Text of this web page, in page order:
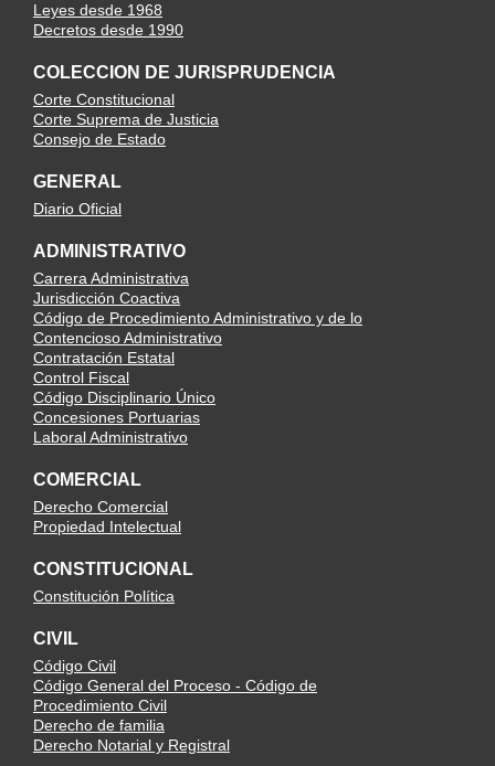
Leyes desde 1968
Decretos desde 1990
COLECCION DE JURISPRUDENCIA
Corte Constitucional
Corte Suprema de Justicia
Consejo de Estado
GENERAL
Diario Oficial
ADMINISTRATIVO
Carrera Administrativa
Jurisdicción Coactiva
Código de Procedimiento Administrativo y de lo
Contencioso Administrativo
Contratación Estatal
Control Fiscal
Código Disciplinario Único
Concesiones Portuarias
Laboral Administrativo
COMERCIAL
Derecho Comercial
Propiedad Intelectual
CONSTITUCIONAL
Constitución Política
CIVIL
Código Civil
Código General del Proceso - Código de
Procedimiento Civil
Derecho de familia
Derecho Notarial y Registral